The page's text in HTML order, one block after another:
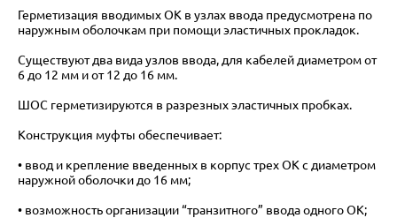
Герметизация вводимых ОК в узлах ввода предусмотрена по
наружным оболочкам при помощи эластичных прокладок.
Существуют два вида узлов ввода, для кабелей диаметром от
6 до 12 мм и от 12 до 16 мм.
ШОС герметизируются в разрезных эластичных пробках.
Конструкция муфты обеспечивает:
• ввод и крепление введенных в корпус трех ОК с диаметром
наружной оболочки до 16 мм;
• возможность организации “транзитного” ввода одного ОК;